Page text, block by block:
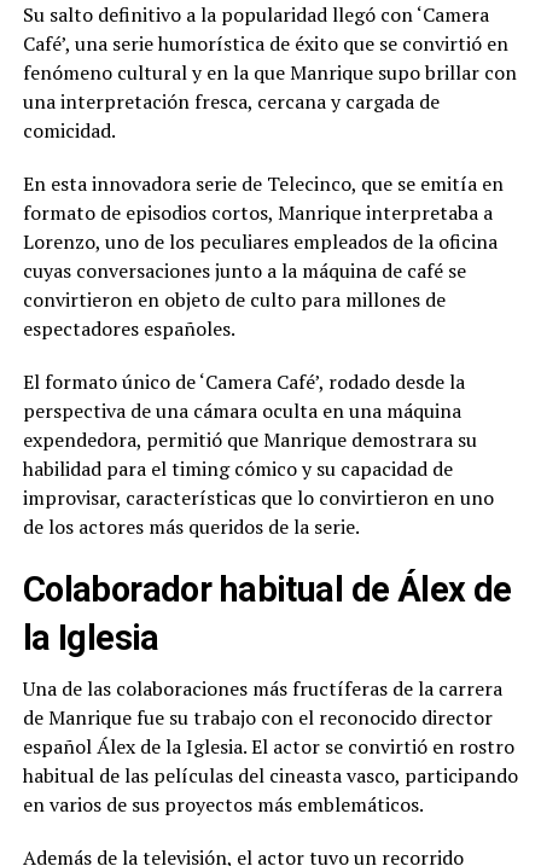
Su salto definitivo a la popularidad llegó con ‘Camera
Café’, una serie humorística de éxito que se convirtió en
fenómeno cultural y en la que Manrique supo brillar con
una interpretación fresca, cercana y cargada de
comicidad.
En esta innovadora serie de Telecinco, que se emitía en
formato de episodios cortos, Manrique interpretaba a
Lorenzo, uno de los peculiares empleados de la oficina
cuyas conversaciones junto a la máquina de café se
convirtieron en objeto de culto para millones de
espectadores españoles.
El formato único de ‘Camera Café’, rodado desde la
perspectiva de una cámara oculta en una máquina
expendedora, permitió que Manrique demostrara su
habilidad para el timing cómico y su capacidad de
improvisar, características que lo convirtieron en uno
de los actores más queridos de la serie.
Colaborador habitual de Álex de
la Iglesia
Una de las colaboraciones más fructíferas de la carrera
de Manrique fue su trabajo con el reconocido director
español Álex de la Iglesia. El actor se convirtió en rostro
habitual de las películas del cineasta vasco, participando
en varios de sus proyectos más emblemáticos.
Además de la televisión, el actor tuvo un recorrido